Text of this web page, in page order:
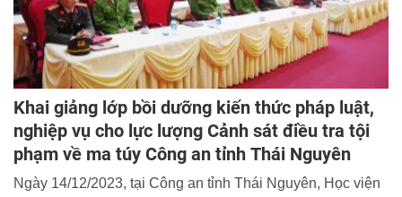
Khai giảng lớp bồi dưỡng kiến thức pháp luật,
nghiệp vụ cho lực lượng Cảnh sát điều tra tội
phạm về ma túy Công an tỉnh Thái Nguyên
Ngày 14/12/2023, tại Công an tỉnh Thái Nguyên, Học viện